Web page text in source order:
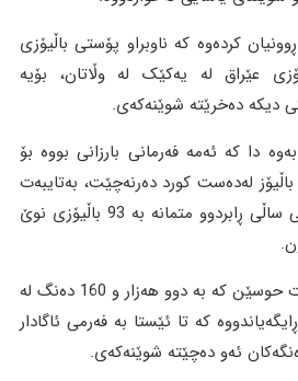
کردەوە کە ناوبراو پۆستی باڵیۆزی
عێراق لە یەکێک لە وڵاتان، بۆیە
دیکە دەخرێتە شوێنەکەی.
بەوە دا کە ئەمە فەرمانی بارزانی بووە بۆ
لەدەست کورد دەرنەچێت، بەتایبەت
دوای ئەوەی لە مانگی ئابی ساڵی ڕابردوو متمانە بە 93 باڵیۆزی نوێ
لای خۆیەوە دکتۆرە نەزاکەت حوسێن کە بە دوو هەزار و 160 دەنگ لە
کە تا ئێستا بە فەرمی ئاگادار
ئەو دەچێتە شوێنەکەی.